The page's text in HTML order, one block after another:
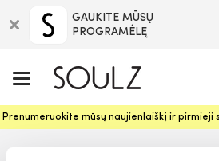
GAUKITE MŪSŲ
PROGRAMĖLĘ
Prenumeruokite mūsų naujienlaiškį ir pirmieji